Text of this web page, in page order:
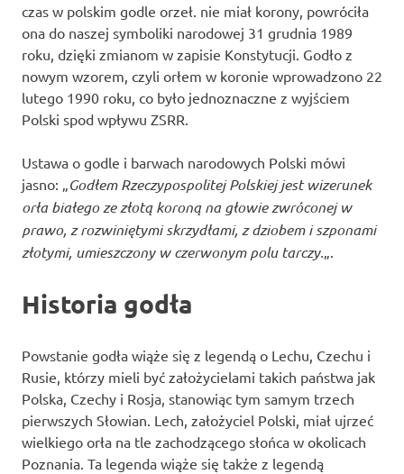
czas w polskim godle orzeł. nie miał korony, powróciła
ona do naszej symboliki narodowej 31 grudnia 1989
roku, dzięki zmianom w zapisie Konstytucji. Godło z
nowym wzorem, czyli orłem w koronie wprowadzono 22
lutego 1990 roku, co było jednoznaczne z wyjściem
Polski spod wpływu ZSRR.
Ustawa o godle i barwach narodowych Polski mówi
jasno: „Godłem Rzeczypospolitej Polskiej jest wizerunek
orła białego ze złotą koroną na głowie zwróconej w
prawo, z rozwiniętymi skrzydłami, z dziobem i szponami
złotymi, umieszczony w czerwonym polu tarczy.„.
Historia godła
Powstanie godła wiąże się z legendą o Lechu, Czechu i
Rusie, którzy mieli być założycielami takich państwa jak
Polska, Czechy i Rosja, stanowiąc tym samym trzech
pierwszych Słowian. Lech, założyciel Polski, miał ujrzeć
wielkiego orła na tle zachodzącego słońca w okolicach
Poznania. Ta legenda wiąże się także z legendą